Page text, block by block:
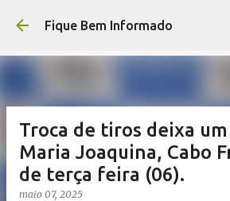
Pular para o conteúdo
Fique Bem Informado
Troca de tiros deixa
Maria Joaquina, Cabo
de terça feira (06).
maio 07, 2025